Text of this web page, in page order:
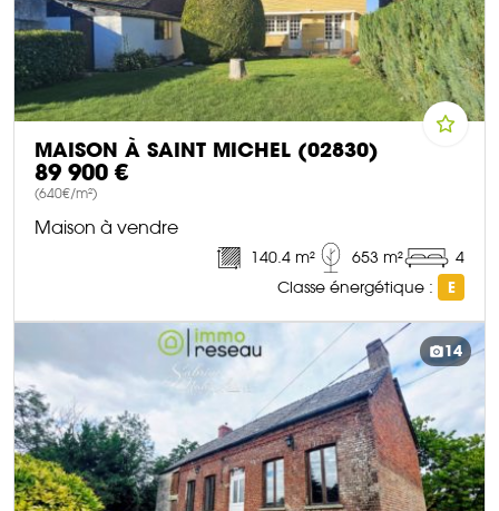
MAISON À SAINT MICHEL (02830)
89 900 €
(640€/m²)
Maison à vendre
140.4 m² 653 m²
4
Classe énergétique :
E
DÉCOUVRIR CE BIEN
14